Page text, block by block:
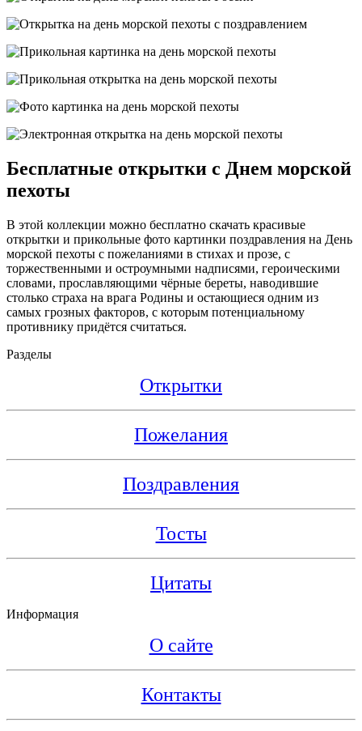
Бесплатные открытки с Днем морской
пехоты
В этой коллекции можно бесплатно скачать красивые
открытки и прикольные фото картинки поздравления на День
морской пехоты с пожеланиями в стихах и прозе, с
торжественными и остроумными надписями, героическими
словами, прославляющими чёрные береты, наводившие
столько страха на врага Родины и остающиеся одним из
самых грозных факторов, с которым потенциальному
противнику придётся считаться.
Разделы
Открытки
Пожелания
Поздравления
Тосты
Цитаты
Информация
О сайте
Контакты